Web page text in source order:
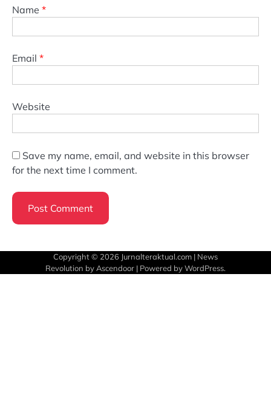
Name *
Email *
Website
Save my name, email, and website in this browser
for the next time I comment.
Copyright © 2026 Jurnalteraktual.com | News
Revolution by Ascendoor | Powered byWordPress.